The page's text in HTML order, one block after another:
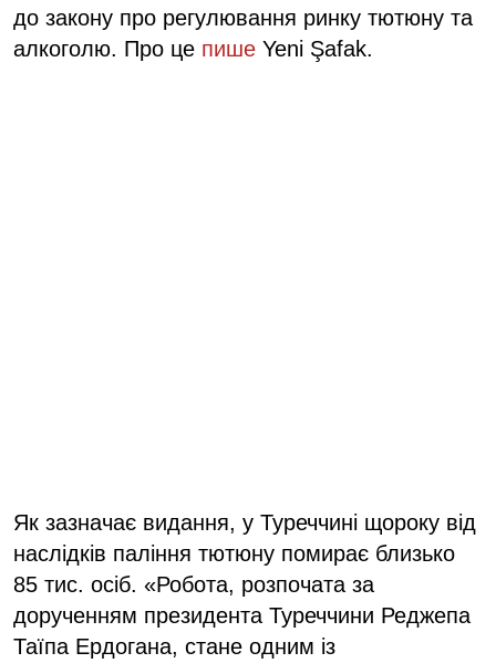
до закону про регулювання ринку тютюну та
алкоголю. Про це пише Yeni Şafak.
Як зазначає видання, у Туреччині щороку від
наслідків паління тютюну помирає близько
85 тис. осіб. «Робота, розпочата за
дорученням президента Туреччини Реджепа
Таїпа Ердогана, стане одним із